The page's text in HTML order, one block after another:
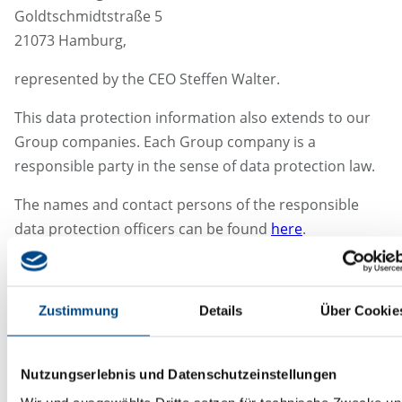
Zustimmung Details Über
Nutzungserlebnis und Datenschutzeinstellungen
Goldtschmidtstraße 5
21073 Hamburg,
represented by the CEO Steffen Walter.
This data protection information also extends to our
Group companies. Each Group company is a
responsible party in the sense of data protection law.
The names and contact persons of the responsible
data protection officers can be found here.
You can contact the data protection officer of GBA
datenschutz@gba-group.de.
Rechtsgrundlage der Datenverarbeitung